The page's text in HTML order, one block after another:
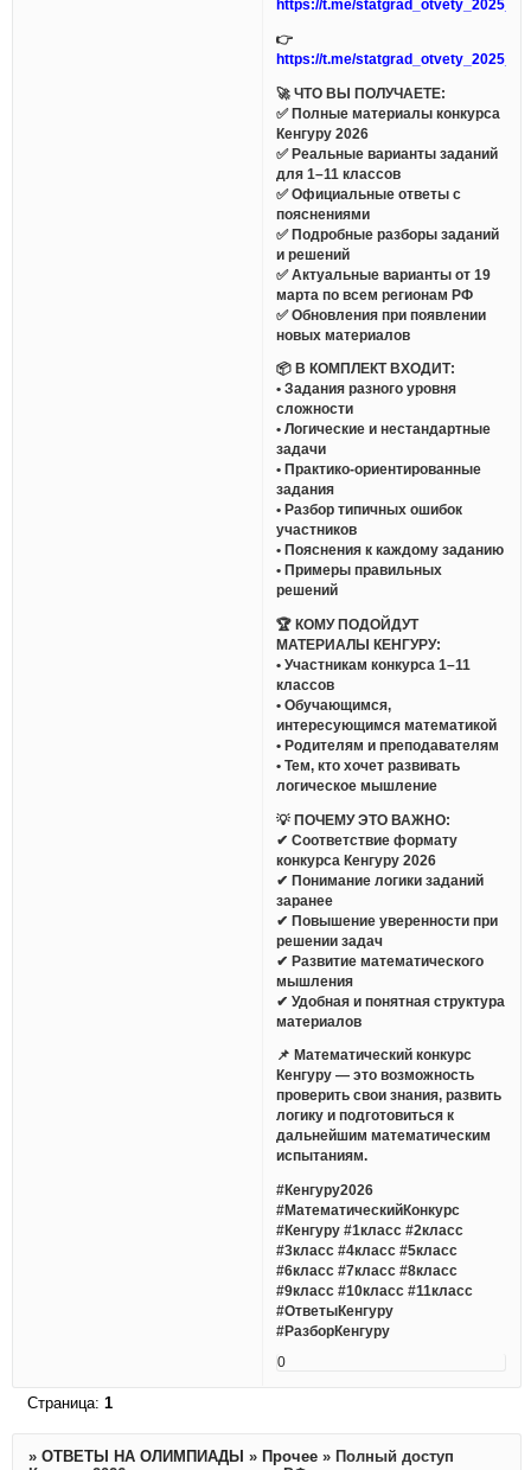
https://t.me/
👉
https://t.me/
🚀 ЧТО ВЫ ПОЛУЧАЕТЕ:
✅ Полные материалы конкурса
Кенгуру 2026
✅ Реальные варианты заданий
для 1–11 классов
✅ Официальные ответы с
пояснениями
✅ Подробные разборы заданий
и решений
✅ Актуальные варианты от 19
марта по всем регионам РФ
✅ Обновления при появлении
новых материалов
📦 В КОМПЛЕКТ ВХОДИТ:
• Задания разного уровня
сложности
• Логические и нестандартные
задачи
• Практико-ориентированные
задания
• Разбор типичных ошибок
участников
• Пояснения к каждому заданию
• Примеры правильных
решений
🏆 КОМУ ПОДОЙДУТ
МАТЕРИАЛЫ КЕНГУРУ:
• Участникам конкурса 1–11
классов
• Обучающимся,
интересующимся математикой
• Родителям и преподавателям
• Тем, кто хочет развивать
логическое мышление
💡 ПОЧЕМУ ЭТО ВАЖНО:
✔ Соответствие формату
конкурса Кенгуру 2026
✔ Понимание логики заданий
заранее
✔ Повышение уверенности при
решении задач
✔ Развитие математического
мышления
✔ Удобная и понятная структура
материалов
📌 Математический конкурс
Кенгуру — это возможность
проверить свои знания, развить
логику и подготовиться к
дальнейшим математическим
испытаниям.
#Кенгуру2026
#МатематическийКонкурс
#Кенгуру #1класс #2класс
#3класс #4класс #5класс
#6класс #7класс #8класс
#9класс #10класс #11класс
#ОтветыКенгуру
#РазборКенгуру
0
Страница: 1
» ОТВЕТЫ НА ОЛИМПИАДЫ » Прочее » Полный доступ